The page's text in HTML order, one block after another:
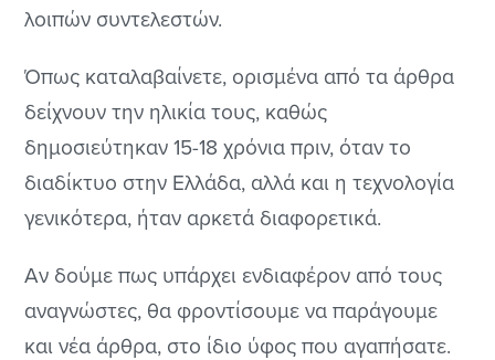
λοιπών συντελεστών.
Όπως καταλαβαίνετε, ορισμένα από τα άρθρα
δείχνουν την ηλικία τους, καθώς
δημοσιεύτηκαν 15-18 χρόνια πριν, όταν το
διαδίκτυο στην Ελλάδα, αλλά και η τεχνολογία
γενικότερα, ήταν αρκετά διαφορετικά.
Αν δούμε πως υπάρχει ενδιαφέρον από τους
αναγνώστες, θα φροντίσουμε να παράγουμε
και νέα άρθρα, στο ίδιο ύφος που αγαπήσατε.